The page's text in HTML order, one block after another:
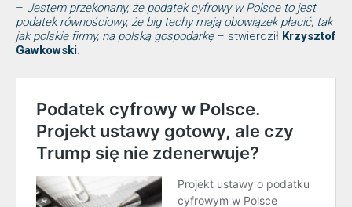
– Jestem przekonany, że podatek cyfrowy w Polsce to jest
podatek równościowy, że big techy mają obowiązek płacić, tak
jak polskie firmy, na polską gospodarkę– stwierdził Krzysztof
Gawkowski.